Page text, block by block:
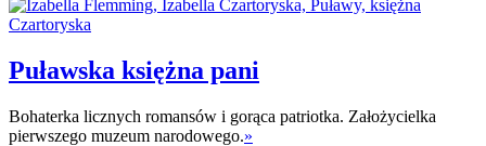
Puławska księżna pani
Bohaterka licznych romansów i gorąca patriotka. Założycielka
pierwszego muzeum narodowego.»